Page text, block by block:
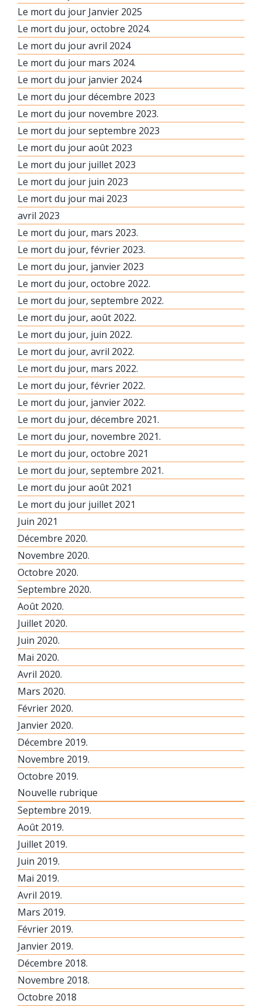
Le mort du jour Janvier 2025
Le mort du jour, octobre 2024.
Le mort du jour avril 2024
Le mort du jour mars 2024.
Le mort du jour janvier 2024
Le mort du jour décembre 2023
Le mort du jour novembre 2023.
Le mort du jour septembre 2023
Le mort du jour août 2023
Le mort du jour juillet 2023
Le mort du jour juin 2023
Le mort du jour mai 2023
avril 2023
Le mort du jour, mars 2023.
Le mort du jour, février 2023.
Le mort du jour, janvier 2023
Le mort du jour, octobre 2022.
Le mort du jour, septembre 2022.
Le mort du jour, août 2022.
Le mort du jour, juin 2022.
Le mort du jour, avril 2022.
Le mort du jour, mars 2022.
Le mort du jour, février 2022.
Le mort du jour, janvier 2022.
Le mort du jour, décembre 2021.
Le mort du jour, novembre 2021.
Le mort du jour, octobre 2021
Le mort du jour, septembre 2021.
Le mort du jour août 2021
Le mort du jour juillet 2021
Juin 2021
Décembre 2020.
Novembre 2020.
Octobre 2020.
Septembre 2020.
Août 2020.
Juillet 2020.
Juin 2020.
Mai 2020.
Avril 2020.
Mars 2020.
Février 2020.
Janvier 2020.
Décembre 2019.
Novembre 2019.
Octobre 2019.
Nouvelle rubrique
Septembre 2019.
Août 2019.
Juillet 2019.
Juin 2019.
Mai 2019.
Avril 2019.
Mars 2019.
Février 2019.
Janvier 2019.
Décembre 2018.
Novembre 2018.
Octobre 2018